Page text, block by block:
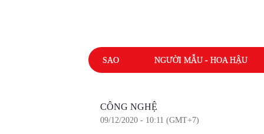
SAO NGƯỜI MẪU - HOA HẬU
CÔNG NGHỆ
09/12/2020 - 10:11 (GMT+7)